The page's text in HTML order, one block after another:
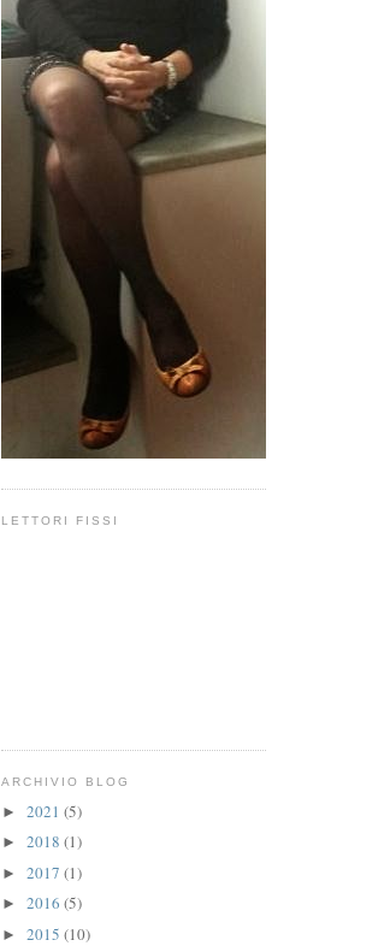
LETTORI FISSI
ARCHIVIO BLOG
► 2021 (5)
► 2018 (1)
► 2017 (1)
► 2016 (5)
► 2015 (10)